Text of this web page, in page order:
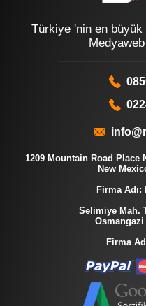
Türkiye 'nin en büyük
1209 Mountain Road Place
New
Firma Adı:
Selimiye Mah.
Firma